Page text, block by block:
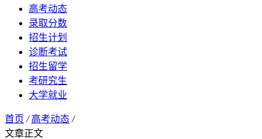
高考动态
录取分数
招生计划
诊断考试
招生留学
考研究生
大学就业
首页 / 高考动态 /
文章正文